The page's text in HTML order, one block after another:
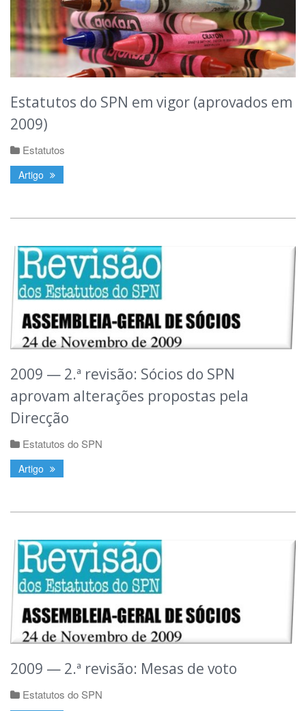
Estatutos do SPN em vigor (aprovados em
2009)
Estatutos
Artigo
2009 — 2.ª revisão: Sócios do SPN
aprovam alterações propostas pela
Direcção
Estatutos do SPN
Artigo
2009 — 2.ª revisão: Mesas de voto
Estatutos do SPN